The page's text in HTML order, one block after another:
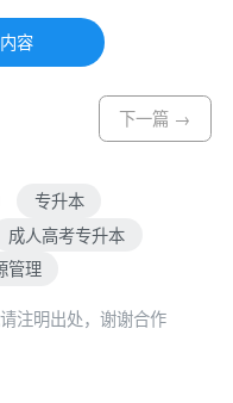
展需要，德智体美
科学素养和诚信品
备经济、管理、法
识和能力，能够在
的高素质应用型人
容
下一篇 →
专升本
成人高考专升本
管理
注明出处，谢谢合作